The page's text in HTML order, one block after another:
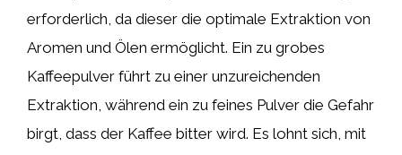
erforderlich, da dieser die optimale Extraktion von
Aromen und Ölen ermöglicht. Ein zu grobes
Kaffeepulver führt zu einer unzureichenden
Extraktion, während ein zu feines Pulver die Gefahr
birgt, dass der Kaffee bitter wird. Es lohnt sich, mit